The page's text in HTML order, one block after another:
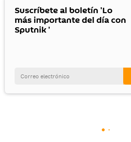
Suscríbete al boletín 'Lo
más importante del día con
Sputnik '